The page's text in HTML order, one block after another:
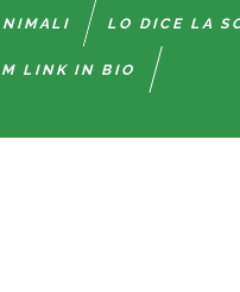
LO DICE LA
LINK IN BIO